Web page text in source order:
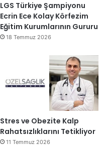
LGS Türkiye Şampiyonu
Ecrin Ece Kolay Körfezim
Eğitim Kurumlarının Gururu
18 Temmuz 2026
Stres ve Obezite Kalp
Rahatsızlıklarını Tetikliyor
11 Temmuz 2026